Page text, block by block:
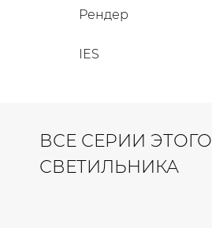
Рендер
IES
ВСЕ СЕРИИ ЭТОГО
СВЕТИЛЬНИКА